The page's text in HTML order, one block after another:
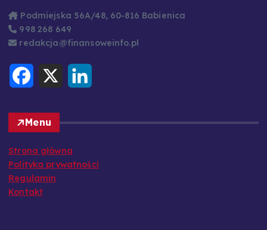
Podmiejska 56A/48, 60-816 Babienica
998 268 649
a
b
o
k
Menu
Strona główna
Polityka prywatności
Regulamin